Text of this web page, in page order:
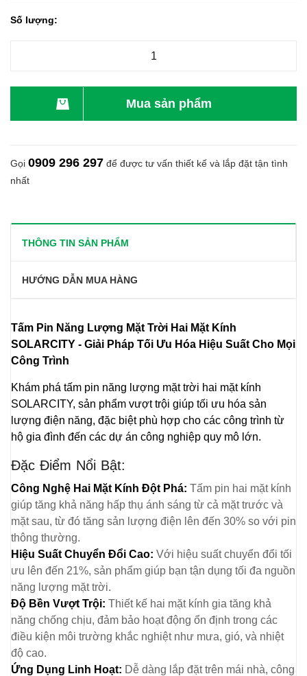
Số lượng:
Mua sản phẩm
Gọi 0909 296 297 để được tư vấn thiết kế và lắp đặt tận tình
nhất
THÔNG TIN SẢN PHẨM
HƯỚNG DẪN MUA HÀNG
Tấm Pin Năng Lượng Mặt Trời Hai Mặt Kính
SOLARCITY - Giải Pháp Tối Ưu Hóa Hiệu Suất Cho Mọi
Công Trình
Khám phá tấm pin năng lượng mặt trời hai mặt kính
SOLARCITY, sản phẩm vượt trội giúp tối ưu hóa sản
lượng điện năng, đặc biệt phù hợp cho các công trình từ
hộ gia đình đến các dự án công nghiệp quy mô lớn.
Đặc Điểm Nổi Bật:
Công Nghệ Hai Mặt Kính Đột Phá: Tấm pin hai mặt kính
giúp tăng khả năng hấp thụ ánh sáng từ cả mặt trước và
mặt sau, từ đó tăng sản lượng điện lên đến 30% so với pin
thông thường.
Hiệu Suất Chuyển Đổi Cao: Với hiệu suất chuyển đổi tối
ưu lên đến 21%, sản phẩm giúp bạn tận dụng tối đa nguồn
năng lượng mặt trời.
Độ Bền Vượt Trội: Thiết kế hai mặt kính gia tăng khả
năng chống chịu, đảm bảo hoạt động ổn định trong các
điều kiện môi trường khắc nghiệt như mưa, gió, và nhiệt
độ cao.
Ứng Dụng Linh Hoạt: Dễ dàng lắp đặt trên mái nhà, công